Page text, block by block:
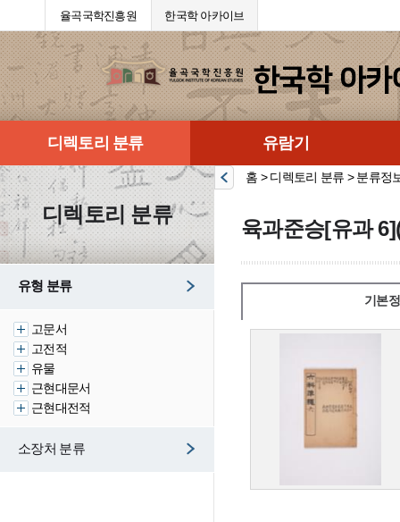
율곡국학진흥원 한국학 아카이브
디렉토리 분류 유람기
디렉토리 분류
유형 분류
고문서
고전적
유물
근현대문서
근현대전적
소장처 분류
홈 > 디렉토리 분류 > 분류정
육과준승[유과
기본